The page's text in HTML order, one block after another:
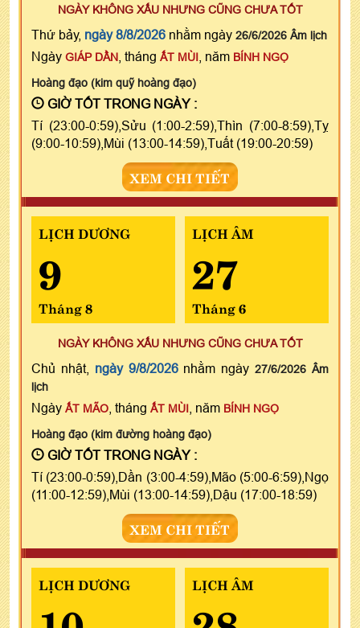
NGÀY KHÔNG XẤU NHƯNG CŨNG CHƯA TỐT
Thứ bảy, ngày 8/8/2026 nhằm ngày 26/6/2026 Âm lịch
Ngày GIÁP DẦN , tháng ẤT MÙI , năm BÍNH NGỌ
Hoàng đạo (kim quỹ hoàng đạo)
GIỜ TỐT TRONG NGÀY :
Tí (23:00-0:59),Sửu (1:00-2:59),Thìn (7:00-8:59),Tỵ
(9:00-10:59),Mùi (13:00-14:59),Tuất (19:00-20:59)
XEM CHI TIẾT
LỊCH DƯƠNG
9
Tháng 8
LỊCH ÂM
27
Tháng 6
NGÀY KHÔNG XẤU NHƯNG CŨNG CHƯA TỐT
Chủ nhật, ngày 9/8/2026nhằm ngày27/6/2026 Âm
lịch
Ngày ẤT MÃO , tháng ẤT MÙI , năm BÍNH NGỌ
Hoàng đạo (kim đường hoàng đạo)
GIỜ TỐT TRONG NGÀY :
Tí (23:00-0:59),Dần (3:00-4:59),Mão (5:00-6:59),Ngọ
(11:00-12:59),Mùi (13:00-14:59),Dậu (17:00-18:59)
XEM CHI TIẾT
LỊCH DƯƠNG LỊCH ÂM